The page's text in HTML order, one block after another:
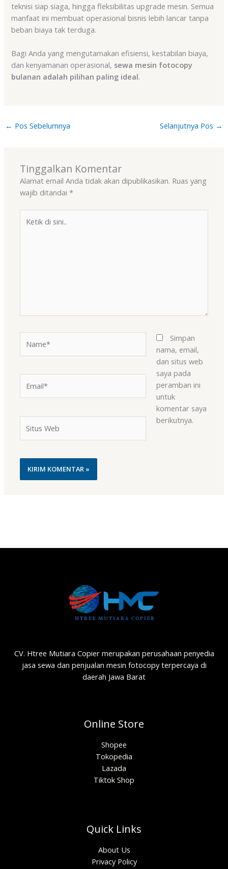
teknisi siap siaga, hingga fleksibilitas upgrade mesin. Semua
manfaat ini membuat operasional bisnis lebih lancar tanpa
beban biaya tak terduga.
Bagi Anda yang mengutamakan efisiensi, kestabilan biaya,
dan kenyamanan operasional, sewa mesin fotocopy
bulanan adalah pilihan paling ideal.
← Pos Sebelumnya Selanjutnya Pos →
Tinggalkan Komentar
Alamat email Anda tidak akan dipublikasikan. Ruas yang
wajib ditandai*
Web
Simpan
nama, email,
dan situs web
saya pada
peramban ini
untuk
komentar saya
berikutnya.
CV. Htree Mutiara Copier merupakan perusahaan penyedia
jasa sewa dan penjualan mesin fotocopy terpercaya di
daerah Jawa Barat
Online Store
Shopee
Tokopedia
Lazada
Tiktok Shop
Quick Links
About Us
Privacy Policy